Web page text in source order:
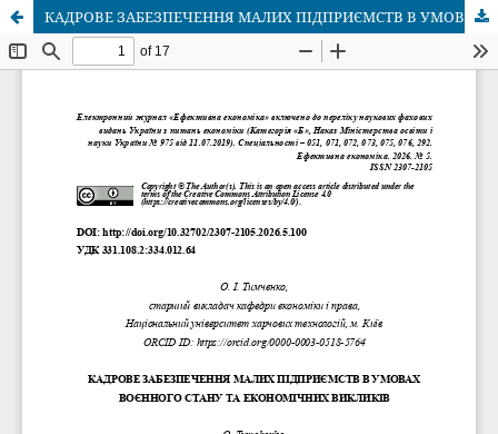
КАДРОВЕ ЗАБЕЗПЕЧЕННЯ МАЛИХ ПІДПРИЄМСТВ В УМОВАХ ВОЄННОГО СТАНУ ТА ЕКОНОМІЧНИХ ВИКЛИКІВ